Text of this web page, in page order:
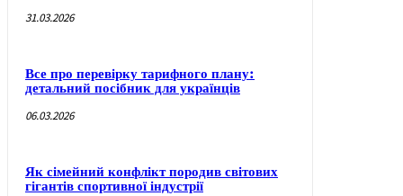
31.03.2026
Все про перевірку тарифного плану:
детальний посібник для українців
06.03.2026
Як сімейний конфлікт породив світових
гігантів спортивної індустрії